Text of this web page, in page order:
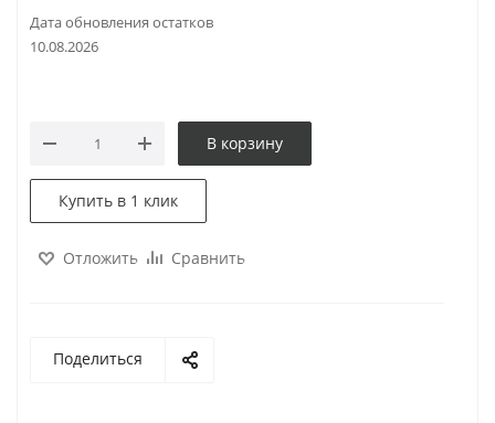
Дата обновления остатков
10.08.2026
В корзину
Купить в 1 клик
Отложить Сравнить
Поделиться